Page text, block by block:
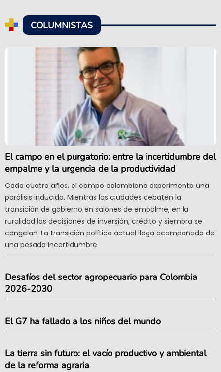
COLUMNISTAS
El campo en el purgatorio: entre la incertidumbre del
empalme y la urgencia de la productividad
Cada cuatro años, el campo colombiano experimenta una
parálisis inducida. Mientras las ciudades debaten la
transición de gobierno en salones de empalme, en la
ruralidad las decisiones de inversión, crédito y siembra se
congelan. La transición política actual llega acompañada de
una pesada incertidumbre
Desafíos del sector agropecuario para Colombia
2026-2030
El G7 ha fallado a los niños del mundo
La tierra sin futuro: el vacío productivo y ambiental
de la reforma agraria